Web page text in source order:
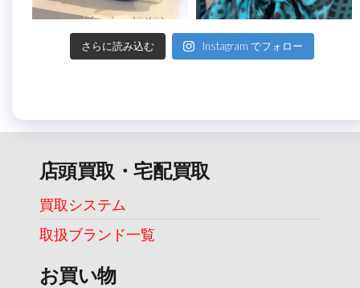
さらに読み込む Instagram でフォロー
店頭買取・宅配買取
買取システム
取扱ブランド一覧
お買い物